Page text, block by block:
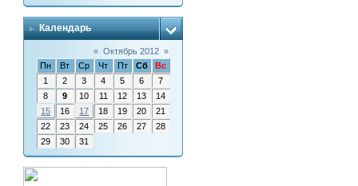
Календарь
« Октябрь 2012 »
Пн
Вт Ср Чт Пт Сб
Вс
1
2 3 4 5 6
7
8
9 10 11 12 13
14
15
16 17 18 19 20
21
22
23 24 25 26 27
28
29
30 31